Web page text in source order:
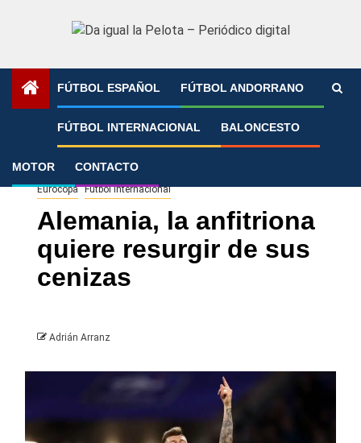
FÚTBOL ESPAÑOL FÚTBOL ANDORRANO
FÚTBOL INTERNACIONAL BALONCESTO
MOTOR CONTACTO
»
Eurocopa Fútbol Internacional
Alemania, la anfitriona
quiere resurgir de sus
cenizas
Adrián Arranz